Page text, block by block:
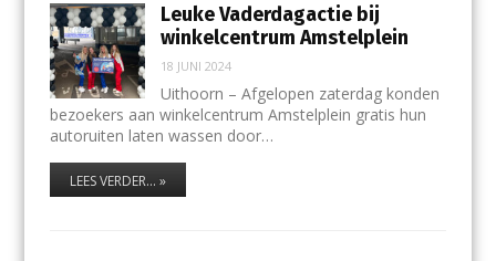
Leuke Vaderdagactie bij
winkelcentrum Amstelplein
18 JUNI 2024
Uithoorn – Afgelopen zaterdag konden
bezoekers aan winkelcentrum Amstelplein gratis hun
autoruiten laten wassen door…
LEES VERDER... »